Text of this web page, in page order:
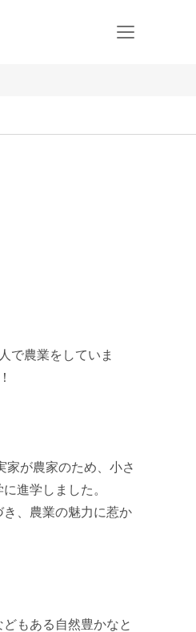
で農業をしていま
家が農家のため、小さ
進学しました。
、農業の魅力に惹か
もある自然豊かなと